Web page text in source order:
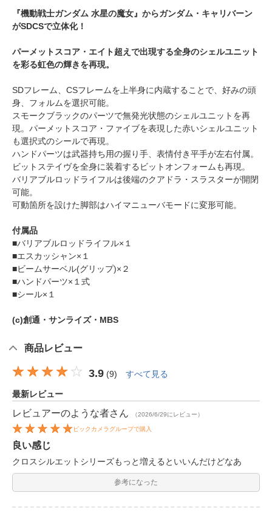
『機動戦士ガンダム 水星の魔女』からガンダム・キャリバーン
がSDCSで立体化！
パーメットスコア・エイト超えで出現する全身のシェルユニット
を彩る虹色の輝きを再現。
SDフレーム、CSフレームを上半身に内蔵することで、好みの頭
身、フォルムを選択可能。
スモークブラックのパーツで無発光状態のシェルユニットを再
現。パーメットスコア・ファイブを表現した赤いシェルユニット
も選択式のシールで再現。
ハンドパーツは武器持ち用の握り手、表情付き平手が左右付属。
ビットステイヴを全身に装着するビットオンフォームも再現。
バリアブルロッドライフルは後端のクアドラ・スラスターが開閉
可能。
可動箇所を設けた脚部はハイマニューバモードに変形可能。
付属品
■バリアブルロッドライフル×１
■エスカッシャン×１
■ビームサーベル(グリップ)×２
■ハンドパーツ×１式
■シール×１
(c)創通・サンライズ・MBS
商品レビュー
3.9 (9) すべて見る
最新レビュー
レビュアーのような者さん （2026/6/29にレビュー）
ビックカメラグループで購入
良い感じ
クロスシルエットシリーズもっと増えるといいんだけどなあ
参考になった